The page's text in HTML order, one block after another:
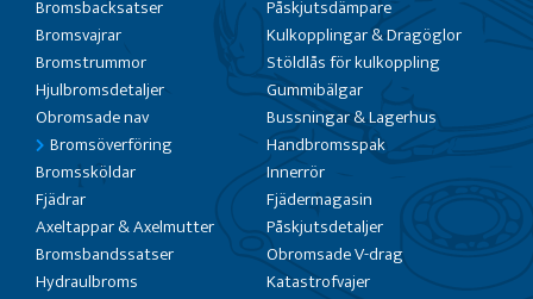
Bromsbacksatser
Bromsvajrar
Bromstrummor
Hjulbromsdetaljer
Obromsade nav
Bromsöverföring
Bromssköldar
Fjädrar
Axeltappar & Axelmutter
Bromsbandssatser
Hydraulbroms
Påskjutsdämpare
Kulkopplingar & Dragöglor
Stöldlås för kulkoppling
Gummibälgar
Bussningar & Lagerhus
Handbromsspak
Innerrör
Fjädermagasin
Påskjutsdetaljer
Obromsade V-drag
Katastrofvajer